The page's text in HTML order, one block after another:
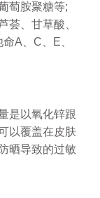
萄胺聚糖等;
荟、甘草酸、
A、C、E、
是以氧化锌跟
以覆盖在皮肤
晒导致的过敏